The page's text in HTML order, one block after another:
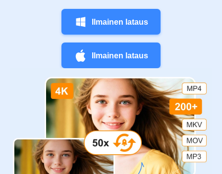
Ilmainen lataus
Ilmainen lataus